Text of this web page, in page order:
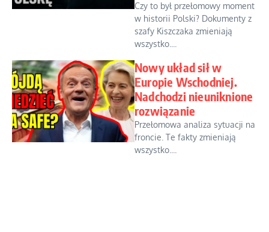
Czy to był przełomowy moment
w historii Polski? Dokumenty z
szafy Kiszczaka zmieniają
wszystko....
Nowy układ sił w
Europie Wschodniej.
Nadchodzi nieuniknione
rozwiązanie
Przełomowa analiza sytuacji na
froncie. Te fakty zmieniają
wszystko....